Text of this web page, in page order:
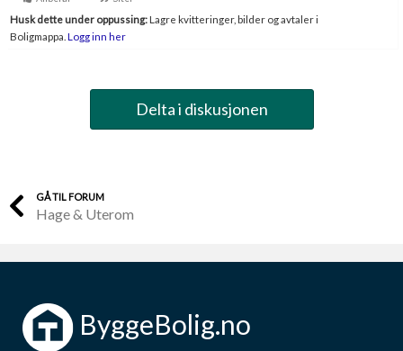
Boligmappa+
Få mer ut av Boligmappa
Husk dette under oppussing:Lagre kvitteringer, bilder og avtaler i
Boligmappa. Logg inn her
Delta i diskusjonen
GÅ TIL FORUM
Hage & Uterom
ByggeBolig.no